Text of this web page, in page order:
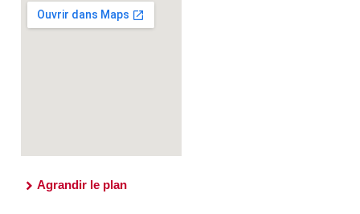
Agrandir le plan